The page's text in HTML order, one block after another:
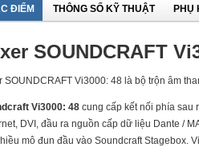
ĐIỂM THÔNG SỐ KỸ THUẬT PHỤ
SOUNDCRAFT
SOUNDCRAFT Vi3000: 48 là bộ trộn âm
Vi3000: 48 cung cấp kết nối phía sau
DVI, đầu ra nguồn cấp dữ liệu Dante /
mô đun đầu vào Soundcraft Stagebox.